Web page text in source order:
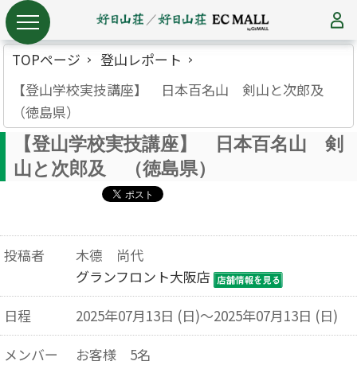
TOPページ
登山レポート
【登山学校実技講座】 日本百名山 剣山と次郎及
（徳島県）
【登山学校実技講座】 日本百名山 剣
山と次郎及 （徳島県）
投稿者
木德 尚代
グランフロント大阪店
日程
2025年07月13日 (日)～2025年07月13日 (日)
メンバー
お客様 5名